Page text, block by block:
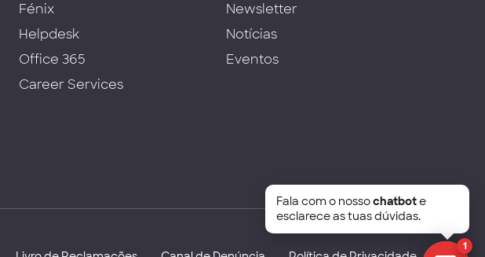
Fénix
Helpdesk
Office 365
Career Services
Newsletter
Notícias
Eventos
1
Fala com o nossochatbote
esclarece as tuas dúvidas.